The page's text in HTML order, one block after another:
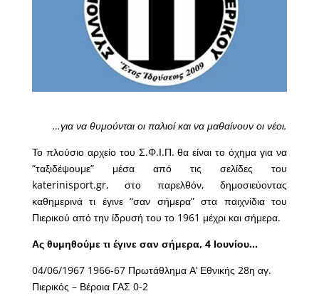
…για να θυμούνται οι παλιοί και να μαθαίνουν οι νέοι.
Το πλούσιο αρχείο του Σ.Φ.Ι.Π. θα είναι το όχημα για να
“ταξιδέψουμε” μέσα από τις σελίδες του
katerinisport.gr, στο παρελθόν, δημοσιεύοντας
καθημερινά τι έγινε “σαν σήμερα” στα παιχνίδια του
Πιερικού από την ίδρυσή του το 1961 μέχρι και σήμερα.
Ας θυμηθούμε τι έγινε σαν σήμερα, 4 Ιουνίου…
04/06/1967 1966-67 Πρωτάθλημα Α’ Εθνικής 28η αγ.
Πιερικός – Βέροια ΓΑΣ 0-2